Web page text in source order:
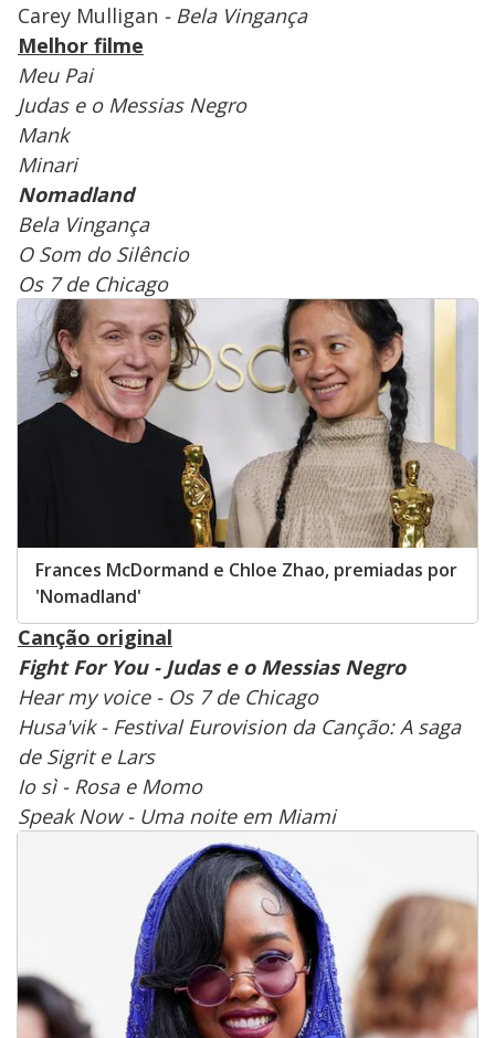
Carey Mulligan - Bela Vingança
Melhor filme
Meu Pai
Judas e o Messias Negro
Mank
Minari
Nomadland
Bela Vingança
O Som do Silêncio
Os 7 de Chicago
Frances McDormand e Chloe Zhao, premiadas por
'Nomadland'
Canção original
Fight For You - Judas e o Messias Negro
Hear my voice - Os 7 de Chicago
Husa'vik - Festival Eurovision da Canção: A saga
de Sigrit e Lars
Io sì - Rosa e Momo
Speak Now - Uma noite em Miami